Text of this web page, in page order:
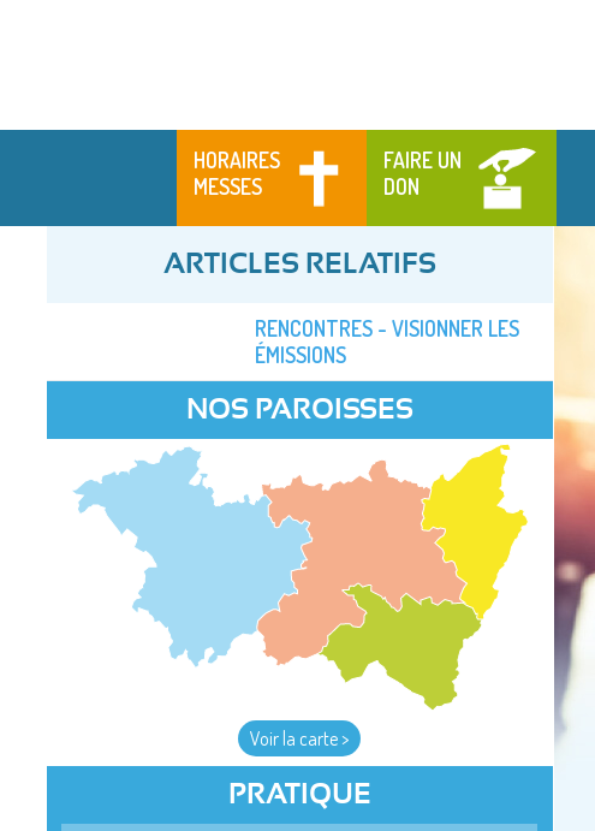
HORAIRES
MESSES
FAIRE UN
DON
ARTICLES RELATIFS
RENCONTRES - VISIONNER LES
ÉMISSIONS
NOS PAROISSES
Voir la carte >
PRATIQUE